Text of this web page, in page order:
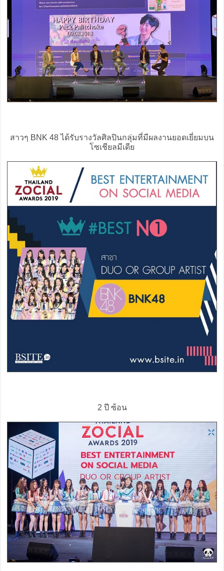
สาวๆ BNK 48 ได้รับรางวัลศิลปินกลุ่มที่มีผลงานยอดเยี่ยมบน
โซเชียลมีเดีย
2 ปี ซ้อน